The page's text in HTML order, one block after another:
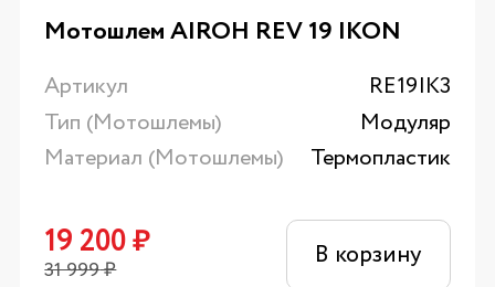
Мотошлем AIROH REV 19 IKON
Артикул
RE19IK3
Тип (Мотошлемы)
Модуляр
Материал (Мотошлемы)
Термопластик
19 200₽
31 999₽ В корзину